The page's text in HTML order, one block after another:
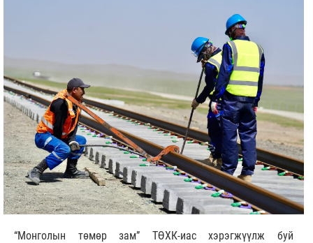
“Монголын төмөр зам” ТӨХК-иас хэрэгжүүлж буй